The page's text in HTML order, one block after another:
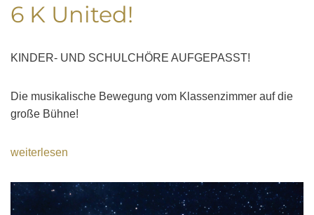
6 K United!
KINDER- UND SCHULCHÖRE AUFGEPASST!
Die musikalische Bewegung vom Klassenzimmer auf die
große Bühne!
weiterlesen